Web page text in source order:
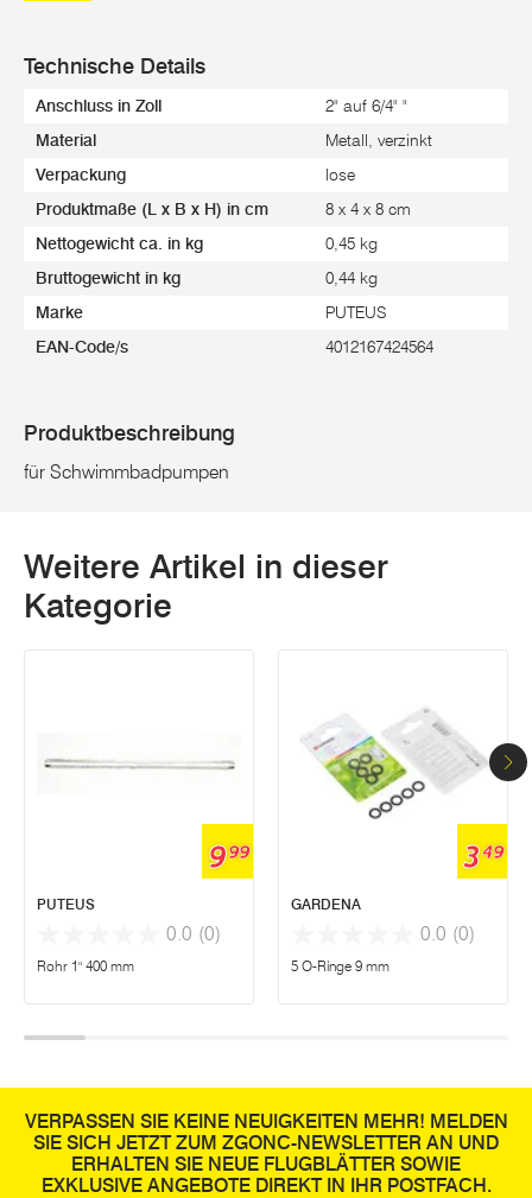
Technische Details
Anschluss in Zoll 2" auf 6/4" "
Material Metall, verzinkt
Verpackung lose
Produktmaße (L x B x H) in cm 8 x 4 x 8 cm
Nettogewicht ca. in kg 0,45 kg
Bruttogewicht in kg 0,44 kg
Marke PUTEUS
EAN-Code/s 4012167424564
Produktbeschreibung
für Schwimmbadpumpen
Weitere Artikel in dieser
Kategorie
999
PUTEUS
0.0 (0)
Rohr 1" 400 mm
349
GARDENA
0.0 (0)
5 O-Ringe 9 mm
VERPASSEN SIE KEINE NEUIGKEITEN MEHR! MELDEN
SIE SICH JETZT ZUM ZGONC-NEWSLETTER AN UND
ERHALTEN SIE NEUE FLUGBLÄTTER SOWIE
EXKLUSIVE ANGEBOTE DIREKT IN IHR POSTFACH.